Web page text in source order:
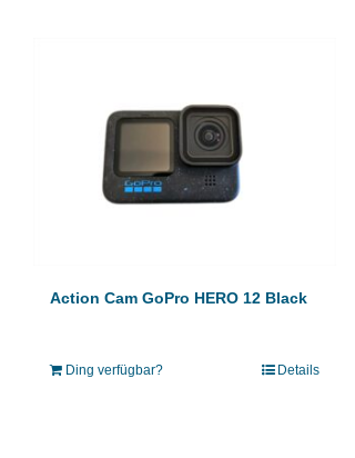
Action Cam GoPro HERO 12 Black
Ding verfügbar? Details